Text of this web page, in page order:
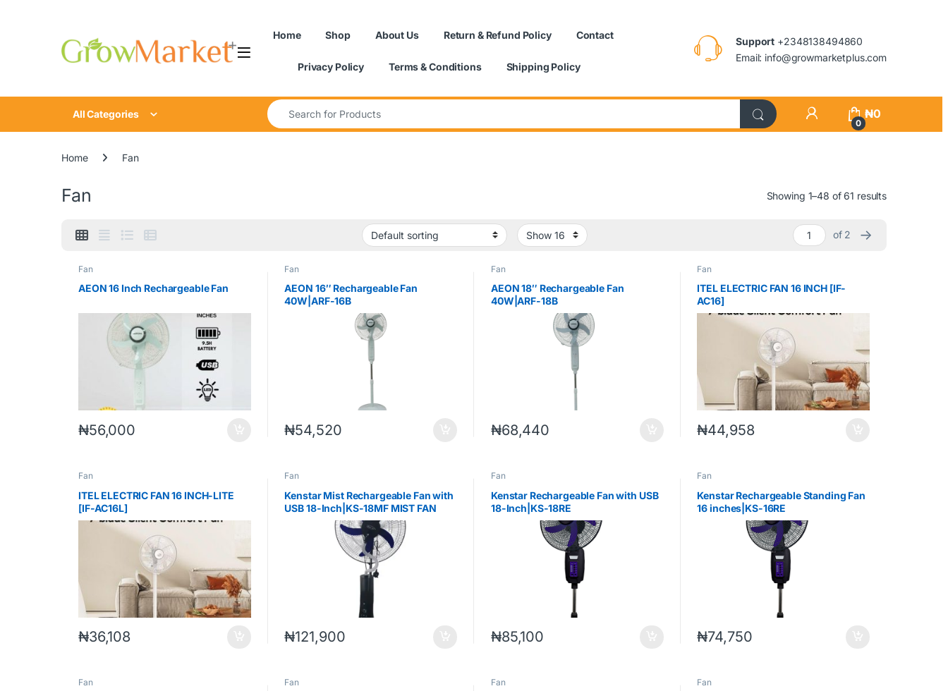
Home Shop About Us Return & Refund Policy Contact
Privacy Policy Terms & Conditions Shipping Policy
Support +2348138494860
Email: info@growmarketplus.com
All Categories
Search for:
0
₦0
Home Fan
Fan Showing 1–48 of 61 results
of 2 →
Fan
AEON 16 Inch Rechargeable Fan
₦56,000
Fan
AEON 16″ Rechargeable Fan
40W|ARF-16B
₦54,520
Fan
AEON 18″ Rechargeable Fan
40W|ARF-18B
₦68,440
Fan
ITEL ELECTRIC FAN 16 INCH [IF-
AC16]
₦44,958
Fan
ITEL ELECTRIC FAN 16 INCH-LITE
[IF-AC16L]
₦36,108
Fan
Kenstar Mist Rechargeable Fan with
USB 18-Inch|KS-18MF MIST FAN
₦121,900
Fan
Kenstar Rechargeable Fan with USB
18-Inch|KS-18RE
₦85,100
Fan
Kenstar Rechargeable Standing Fan
16 inches|KS-16RE
₦74,750
Fan Fan Fan Fan